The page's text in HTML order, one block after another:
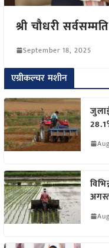
श्री चौधरी
September 18, 2025
एग्रीकल्चर मशीन